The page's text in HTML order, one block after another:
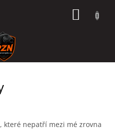
které nepatří mezi mé zrovna